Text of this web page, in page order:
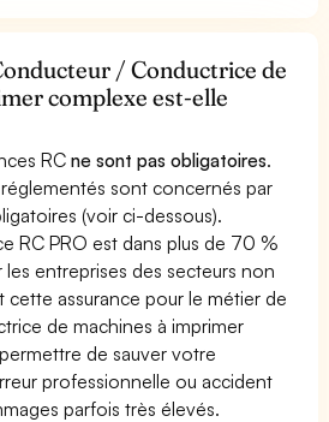
/ Conductrice de
complexe est-elle
RCne sont pas obligatoires.
sont concernés par
(voir ci-dessous).
RC PRO est dans plus de 70 %
les entreprises des secteurs non
cette assurance pour le métier de
de machines à imprimer
de sauver votre
professionnelle ou accident
parfois très élevés.